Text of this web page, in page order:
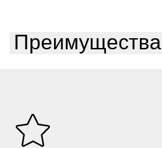
Преимущества